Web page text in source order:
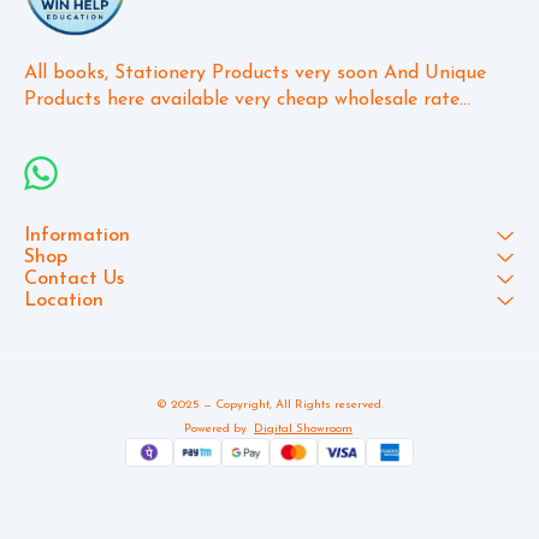
All books, Stationery Products very soon And Unique
Products here available very cheap wholesale rate...
Information
Shop
Contact Us
Location
© 2025 — Copyright, All Rights reserved.
Powered
by Digital Showroom